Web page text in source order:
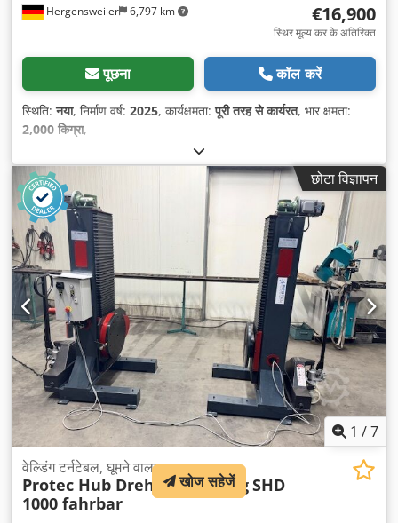
Hergensweiler 6,797 km €16,900
स्थिर मूल्य कर के अतिरिक्त
पूछना कॉल करें
स्थिति:नया, निर्माण वर्ष: 2025, कार्यक्षमता:पूरी तरह से कार्यरत, भार क्षमता:
2,000 किग्रा,
छोटा विज्ञापन
1 /7
वेल्डिंग टर्नटेबल, घूमने वाला उपकरण
Protec Hub DrehvorrichtungSHD
1000 fahrbar
खोज सहेजें